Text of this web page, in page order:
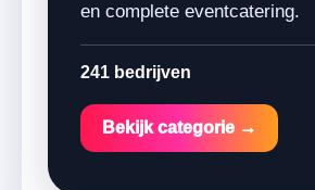
en complete eventcatering.
241 bedrijven
Bekijk categorie →